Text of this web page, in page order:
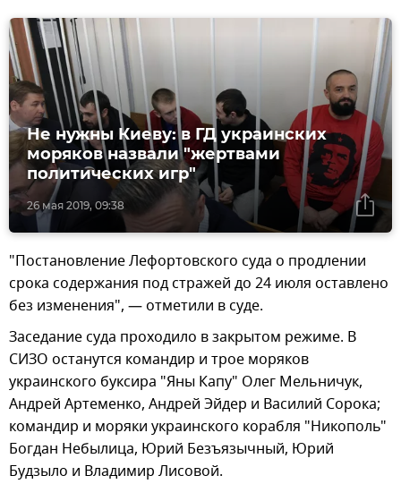
26 мая 2019, 09:38
Не нужны Киеву: в ГД украинских
моряков назвали "жертвами
политических игр"
"Постановление Лефортовского суда о продлении
срока содержания под стражей до 24 июля оставлено
без изменения", — отметили в суде.
Заседание суда проходило в закрытом режиме. В
СИЗО останутся командир и трое моряков
украинского буксира "Яны Капу" Олег Мельничук,
Андрей Артеменко, Андрей Эйдер и Василий Сорока;
командир и моряки украинского корабля "Никополь"
Богдан Небылица, Юрий Безъязычный, Юрий
Будзыло и Владимир Лисовой.